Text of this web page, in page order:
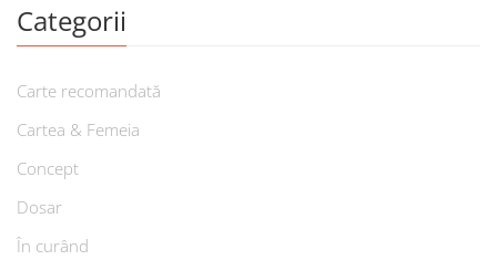
Categorii
Carte recomandată
Cartea & Femeia
Concept
Dosar
În curând